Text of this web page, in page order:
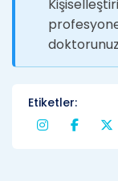
Etiketler: